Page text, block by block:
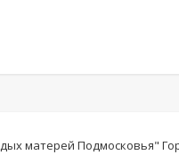
матерей Подмосковья"